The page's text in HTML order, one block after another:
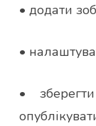
• додати
•
•